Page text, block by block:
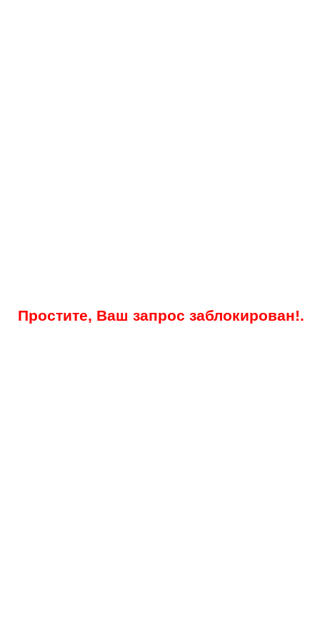
Простите, Ваш запрос заблокирован!.